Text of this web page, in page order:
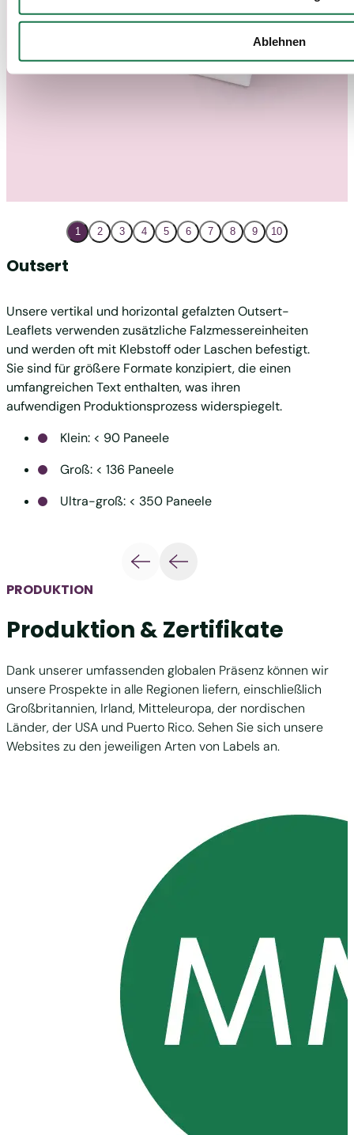
Ablehnen
1 2 3 4 5 6 7 8 9 10
Outsert
Unsere vertikal und horizontal gefalzten Outsert-
Leaflets verwenden zusätzliche Falzmessereinheiten
und werden oft mit Klebstoff oder Laschen befestigt.
Sie sind für größere Formate konzipiert, die einen
umfangreichen Text enthalten, was ihren
aufwendigen Produktionsprozess widerspiegelt.
Klein: < 90 Paneele
Groß: < 136 Paneele
Ultra-groß: < 350 Paneele
PRODUKTION
Produktion & Zertifikate
Dank unserer umfassenden globalen Präsenz können wir
unsere Prospekte in alle Regionen liefern, einschließlich
Großbritannien, Irland, Mitteleuropa, der nordischen
Länder, der USA und Puerto Rico. Sehen Sie sich unsere
Websites zu den jeweiligen Arten von Labels an.